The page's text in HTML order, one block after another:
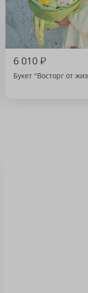
6 010₽
Букет "Восторг от